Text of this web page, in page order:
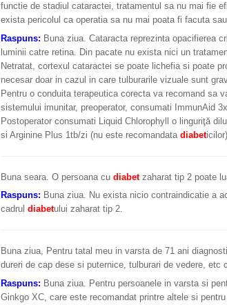
functie de stadiul cataractei, tratamentul sa nu mai fie
exista pericolul ca operatia sa nu mai poata fi facuta
Raspuns: Buna ziua. Cataracta reprezinta opacifierea
luminii catre retina. Din pacate nu exista nici un
Netratat, cortexul cataractei se poate lichefia si poate
necesar doar in cazul in care tulburarile vizuale sunt
Pentru o conduita terapeutica corecta va recomand sa
sistemului imunitar, preoperator, consumati ImmunAid
Postoperator consumati Liquid Chlorophyll o linguriţă
si Arginine Plus 1tb/zi (nu este recomandata diabeticilor).
Buna seara. O persoana cu diabetzaharat tip 2 poate
Raspuns: Buna ziua. Nu exista nicio contraindicatie a
cadrul diabetului zaharat tip 2.
Buna ziua, Pentru tatal meu in varsta de 71 ani
dureri de cap dese si puternice, tulburari de vedere, etc
Raspuns: Buna ziua. Pentru persoanele in varsta si
Ginkgo XC, care este recomandat printre altele si